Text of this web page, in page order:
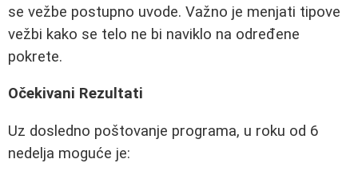
se vežbe postupno uvode. Važno je menjati tipove
vežbi kako se telo ne bi naviklo na određene
pokrete.
Očekivani Rezultati
Uz dosledno poštovanje programa, u roku od 6
nedelja moguće je: